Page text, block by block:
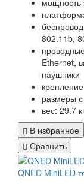
802.11b,
Ethernet,
наушники
размеры
вес: 29.7
В избранное
Сравнить
QNED MiniLED